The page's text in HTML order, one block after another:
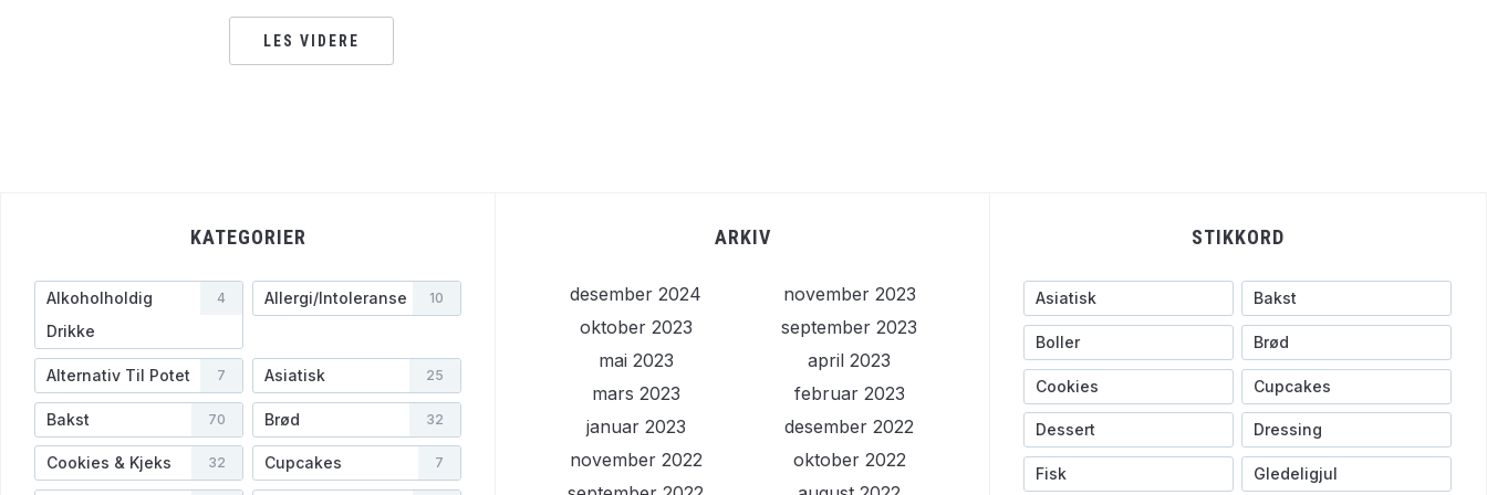
LES VIDERE
KATEGORIER
Alkoholholdig
Drikke
4 Allergi/Intoleranse 10
Alternativ Til Potet 7 Asiatisk 25
Bakst 70 Brød 32
Cookies & Kjeks 32 Cupcakes 7
ARKIV
desember 2024
november 2023
oktober 2023
september 2023
mai 2023
april 2023
mars 2023
februar 2023
januar 2023
desember 2022
november 2022
oktober 2022
STIKKORD
Asiatisk Bakst
Boller Brød
Cookies Cupcakes
Dessert Dressing
Fisk Gledeligjul